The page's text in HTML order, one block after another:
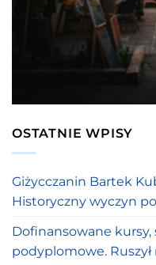
OSTATNIE WPISY
Giżycczanin Bartek
Historyczny wyczyn
Dofinansowane kursy,
podyplomowe.